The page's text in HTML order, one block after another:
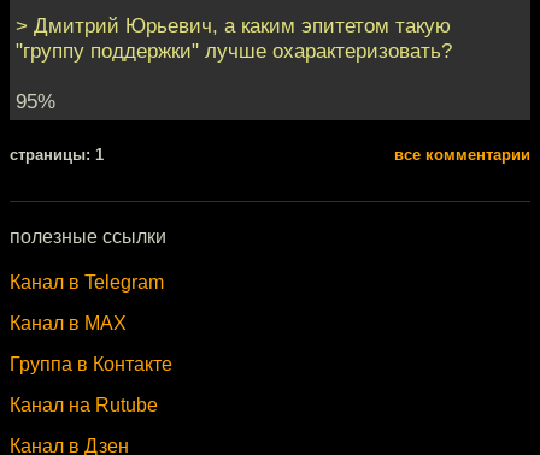
> Дмитрий Юрьевич, а каким эпитетом такую
"группу поддержки" лучше охарактеризовать?
95%
cтраницы: 1 все комментарии
полезные ссылки
Канал в Telegram
Канал в MAX
Группа в Контакте
Канал на Rutube
Канал в Дзен